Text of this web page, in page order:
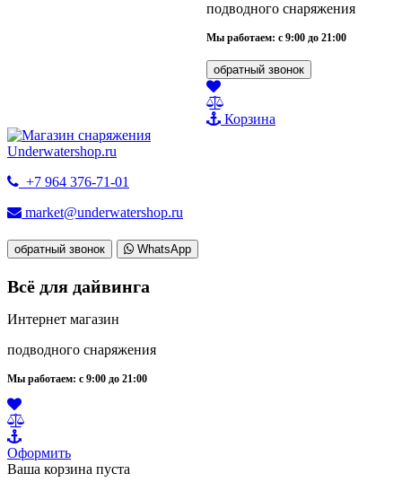
подводного снаряжения
Мы работаем: с 9:00 до 21:00
обратный звонок
Корзина
+7 964 376-71-01
market@underwatershop.ru
обратный звонок WhatsApp
Всё для дайвинга
Интернет магазин
подводного снаряжения
Мы работаем: с 9:00 до 21:00
Оформить
Ваша корзина пуста